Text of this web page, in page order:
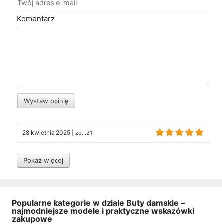
Komentarz
Wystaw opinię
28 kwietnia 2025 zo...21
Pokaż więcej
Popularne kategorie w dziale Buty damskie –
najmodniejsze modele i praktyczne wskazówki
zakupowe